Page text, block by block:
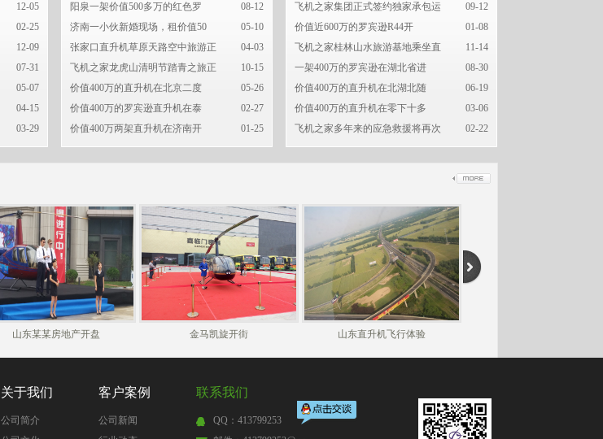
12-05
02-25
12-09
07-31
05-07
04-15
03-29
08-12
阳泉一架价值500多万的红色罗
05-10
济南一小伙新婚现场，租价值50
04-03
张家口直升机草原天路空中旅游正
10-15
飞机之家龙虎山清明节踏青之旅正
05-26
价值400万的直升机在北京二度
02-27
价值400万的罗宾逊直升机在泰
01-25
价值400万两架直升机在济南开
09-12
飞机之家集团正式签约独家承包运
01-08
价值近600万的罗宾逊R44开
11-14
飞机之家桂林山水旅游基地乘坐直
08-30
一架400万的罗宾逊在湖北省进
06-19
价值400万的直升机在北湖北随
03-06
价值400万的直升机在零下十多
02-22
飞机之家多年来的应急救援将再次
山东某某房地产开盘 金马凯旋开街 山东直升机飞行体验
关于我们
公司简介
客户案例
公司新闻
联系我们
QQ：413799253